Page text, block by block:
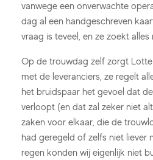
vanwege een onverwachte
dag al een handgeschreven
vraag is teveel, en ze zoekt
Op de trouwdag zelf zorgt
met de leveranciers, ze regelt
het bruidspaar het gevoel dat
verloopt (en dat zal zeker niet
zaken voor elkaar, die de
had geregeld of zelfs niet liever
regen konden wij eigenlijk niet